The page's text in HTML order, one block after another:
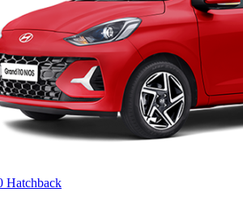
Hatchback